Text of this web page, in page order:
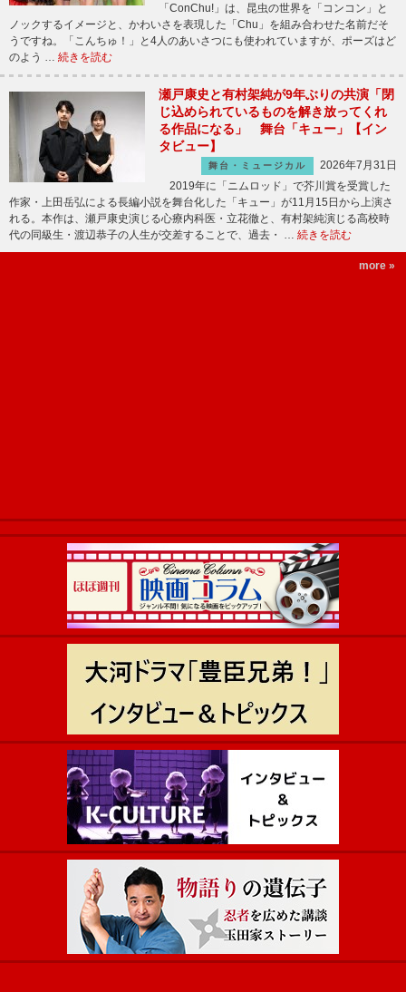
「ConChu!」は、昆虫の世界を「コンコン」と
ノックするイメージと、かわいさを表現した「Chu」を組み合わせた名前だそ
うですね。「こんちゅ！」と4人のあいさつにも使われていますが、ポーズはど
のよう … 続きを読む
瀬戸康史と有村架純が9年ぶりの共演「閉
じ込められているものを解き放ってくれ
る作品になる」 舞台「キュー」【イン
タビュー】
舞台・ミュージカル
2026年7月31日
2019年に「ニムロッド」で芥川賞を受賞した
作家・上田岳弘による長編小説を舞台化した「キュー」が11月15日から上演さ
れる。本作は、瀬戸康史演じる心療内科医・立花徹と、有村架純演じる高校時
代の同級生・渡辺恭子の人生が交差することで、過去・ … 続きを読む
more »